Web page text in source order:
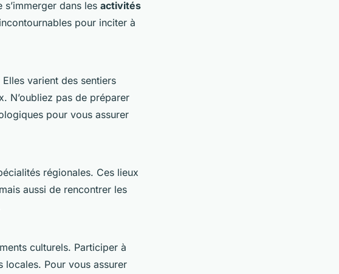
s’immerger dans les activités
pour inciter à
varient des sentiers
N’oubliez pas de préparer
pour vous assurer
régionales. Ces lieux
aussi de rencontrer les
culturels. Participer à
locales. Pour vous assurer